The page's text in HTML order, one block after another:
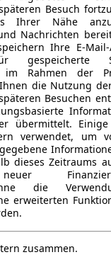
Besuch
Ihrer Nähe
Nachrichten
Ihre E-Mail-
im Rahmen der
die Nutzung
Besuchen
übermittelt. Einige
verwendet, um
dieses Zeitraums
die
erweiterten
zusammen.